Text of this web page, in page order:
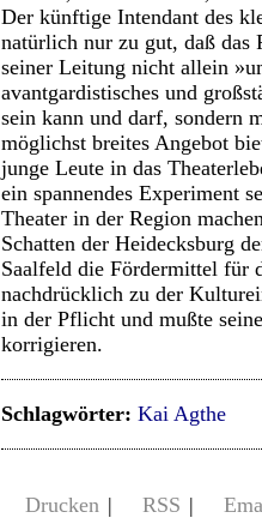
Der künftige Intendant des
natürlich nur zu gut, daß das
seiner Leitung nicht allein
avantgardistisches und
sein kann und darf, sondern
möglichst breites Angebot
junge Leute in das
ein spannendes Experiment
Theater in der Region
Schatten der Heidecksburg
Saalfeld die Fördermittel für
nachdrücklich zu der
in der Pflicht und mußte
korrigieren.
Schlagwörter: Kai Agthe
Drucken | RSS |